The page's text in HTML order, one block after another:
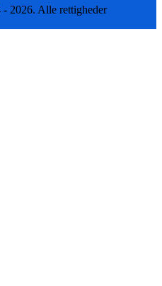
2026. Alle rettigheder